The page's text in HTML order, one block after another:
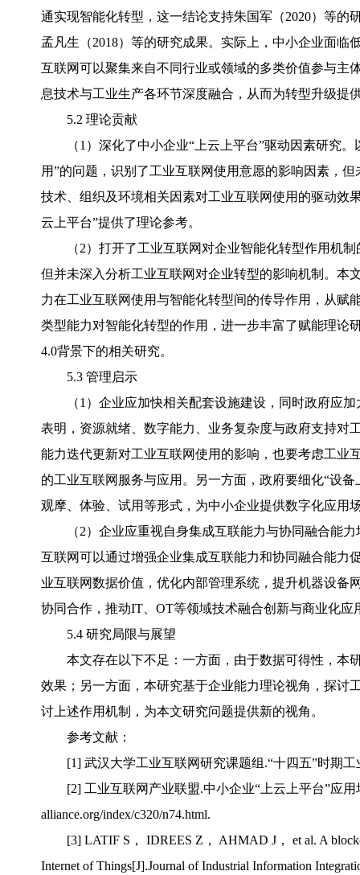
通实现智能化转型，这一结论支持朱国军（2020）等
孟凡生（2018）等的研究成果。实际上，中小企业面
互联网可以聚集来自不同行业或领域的多类价值参与主
息技术与工业生产各环节深度融合，从而为转型升级提
5.2 理论贡献
（1）深化了中小企业“上云上平台”驱动因素研究
用”的问题，识别了工业互联网使用意愿的影响因素，
技术、组织及环境相关因素对工业互联网使用的驱动效
云上平台”提供了理论参考。
（2）打开了工业互联网对企业智能化转型作用机
但并未深入分析工业互联网对企业转型的影响机制。本
力在工业互联网使用与智能化转型间的传导作用，从赋
类型能力对智能化转型的作用，进一步丰富了赋能理论
4.0背景下的相关研究。
5.3 管理启示
（1）企业应加快相关配套设施建设，同时政府应
表明，资源就绪、数字能力、业务复杂度与政府支持对
能力迭代更新对工业互联网使用的影响，也要考虑工业
的工业互联网服务与应用。另一方面，政府要细化“设
观摩、体验、试用等形式，为中小企业提供数字化应用
（2）企业应重视自身集成互联能力与协同融合能
互联网可以通过增强企业集成互联能力和协同融合能力
业互联网数据价值，优化内部管理系统，提升机器设备
协同合作，推动IT、OT等领域技术融合创新与商业化
5.4 研究局限与展望
本文存在以下不足：一方面，由于数据可得性，本
效果；另一方面，本研究基于企业能力理论视角，探讨
讨上述作用机制，为本文研究问题提供新的视角。
参考文献：
[1] 武汉大学工业互联网研究课题组.“十四五”时期
[2] 工业互联网产业联盟.中小企业“上云上平台”应
alliance.org/index/c320/n74.html.
[3] LATIF S， IDREES Z， AHMAD J， et al. A
Internet of Things[J].Journal of Industrial Information